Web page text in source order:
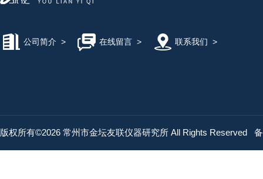
公司简介 > 在线留言> 联系我们 >
版权所有©2026 常州市金坛友联仪器研究所 All Rights Reserved